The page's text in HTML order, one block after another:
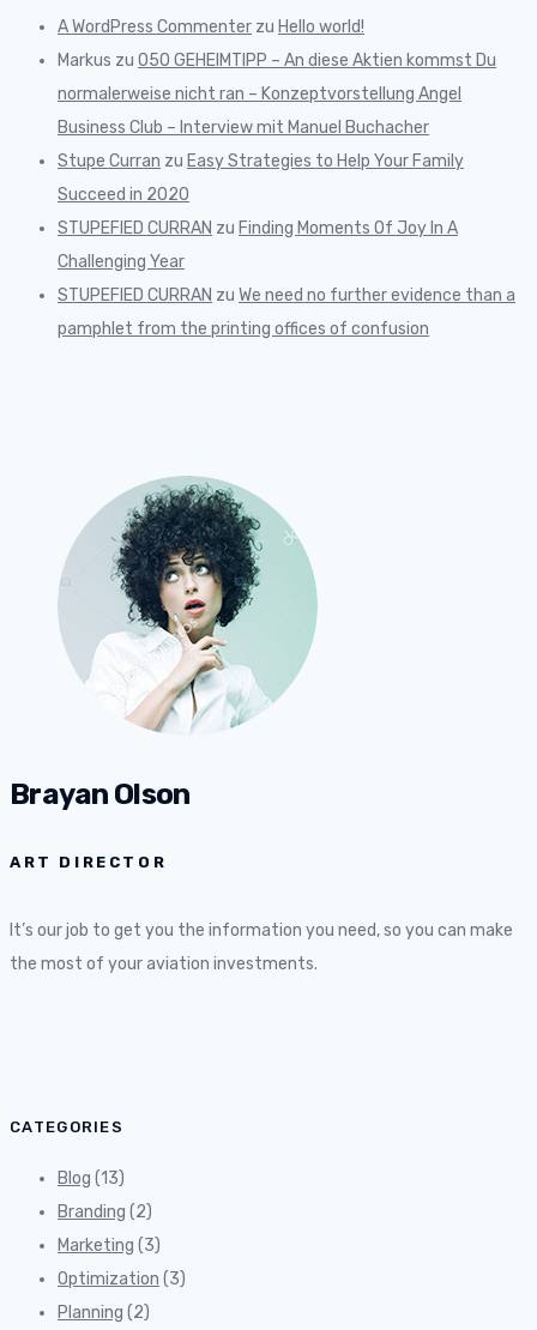
A WordPress Commenter zu Hello world!
Markus zu 050 GEHEIMTIPP – An diese Aktien kommst Du
normalerweise nicht ran – Konzeptvorstellung Angel
Business Club – Interview mit Manuel Buchacher
Stupe Curran zu Easy Strategies to Help Your Family
Succeed in 2020
STUPEFIED CURRAN zu Finding Moments Of Joy In A
Challenging Year
STUPEFIED CURRAN zu We need no further evidence than a
pamphlet from the printing offices of confusion
Brayan Olson
ART DIRECTOR
It’s our job to get you the information you need, so you can make
the most of your aviation investments.
CATEGORIES
Blog (13)
Branding (2)
Marketing (3)
Optimization (3)
Planning (2)